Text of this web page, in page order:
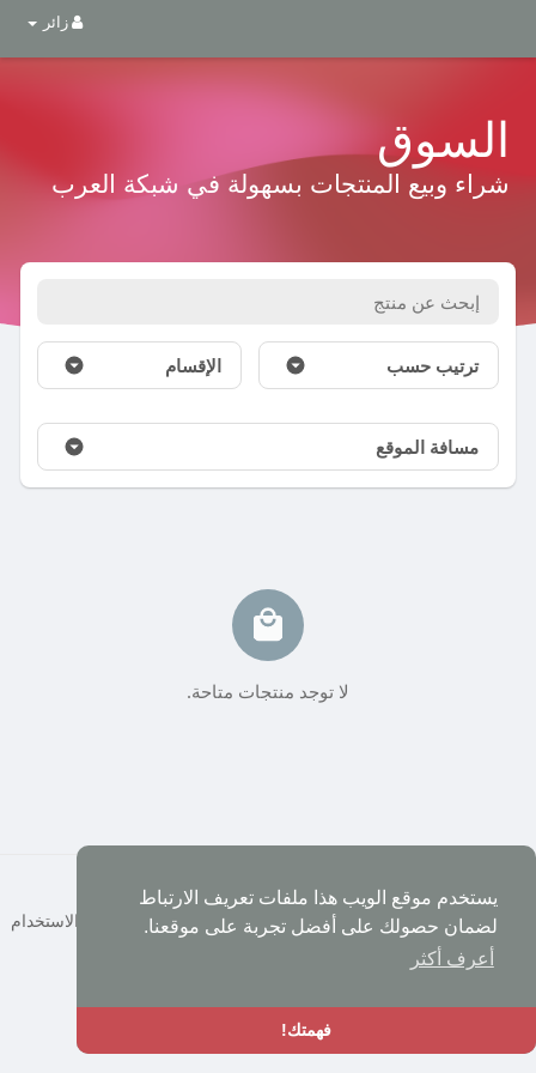
يستخدم موقع الويب هذا ملفات تعريف الارتباط
لضمان حصولك على أفضل تجربة على موقعنا.
أعرف أكثر
فهمتك!
زائر
السوق
شراء وبيع المنتجات بسهولة في شبكة العرب
ترتيب حسب الإقسام
مسافة الموقع
لا توجد منتجات متاحة.
الصفحة الرئيسية
حول إتصل بنا سياسة الخصوصية
شروط الاستخدام
المطورين